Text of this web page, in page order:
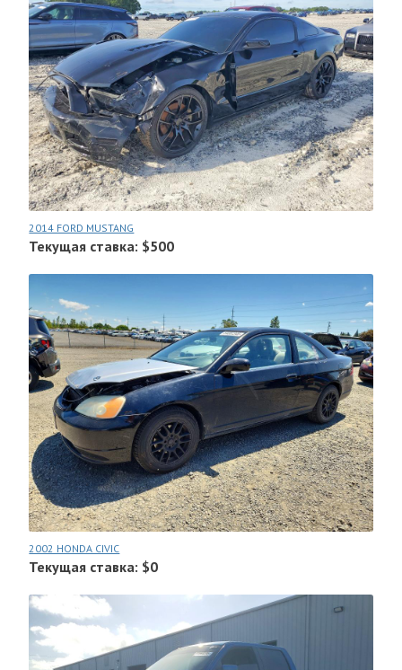
2014 FORD MUSTANG
Текущая ставка: $500
2002 HONDA CIVIC
Текущая ставка: $0